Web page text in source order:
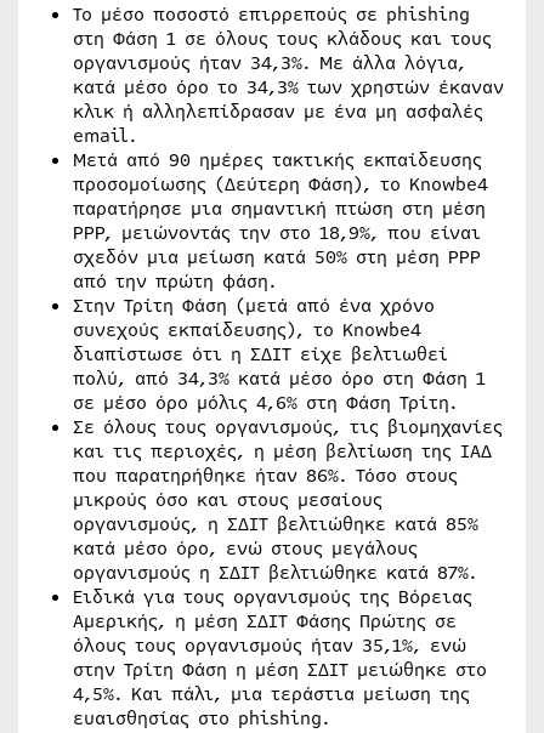
Το μέσο ποσοστό επιρρεπούς σε phishing
στη Φάση 1 σε όλους τους κλάδους και τους
οργανισμούς ήταν 34,3%. Με άλλα λόγια,
κατά μέσο όρο το 34,3% των χρηστών έκαναν
κλικ ή αλληλεπίδρασαν με ένα μη ασφαλές
email.
Μετά από 90 ημέρες τακτικής εκπαίδευσης
προσομοίωσης (Δεύτερη Φάση), το Knowbe4
παρατήρησε μια σημαντική πτώση στη μέση
PPP, μειώνοντάς την στο 18,9%, που είναι
σχεδόν μια μείωση κατά 50% στη μέση PPP
από την πρώτη φάση.
Στην Τρίτη Φάση (μετά από ένα χρόνο
συνεχούς εκπαίδευσης), το Knowbe4
διαπίστωσε ότι η ΣΔΙΤ είχε βελτιωθεί
πολύ, από 34,3% κατά μέσο όρο στη Φάση 1
σε μέσο όρο μόλις 4,6% στη Φάση Τρίτη.
Σε όλους τους οργανισμούς, τις βιομηχανίες
και τις περιοχές, η μέση βελτίωση της ΙΑΔ
που παρατηρήθηκε ήταν 86%. Τόσο στους
μικρούς όσο και στους μεσαίους
οργανισμούς, η ΣΔΙΤ βελτιώθηκε κατά 85%
κατά μέσο όρο, ενώ στους μεγάλους
οργανισμούς η ΣΔΙΤ βελτιώθηκε κατά 87%.
Ειδικά για τους οργανισμούς της Βόρειας
Αμερικής, η μέση ΣΔΙΤ Φάσης Πρώτης σε
όλους τους οργανισμούς ήταν 35,1%, ενώ
στην Τρίτη Φάση η μέση ΣΔΙΤ μειώθηκε στο
4,5%. Και πάλι, μια τεράστια μείωση της
ευαισθησίας στο phishing.